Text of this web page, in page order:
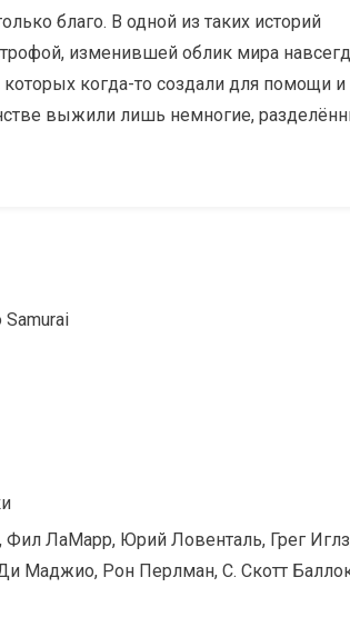
благо. В одной из таких историй
изменившей облик мира
когда-то создали для помощи и
выжили лишь немногие,
Samurai
ЛаМарр, Юрий Ловенталь, Грег
Маджио, Рон Перлман, С. Скотт